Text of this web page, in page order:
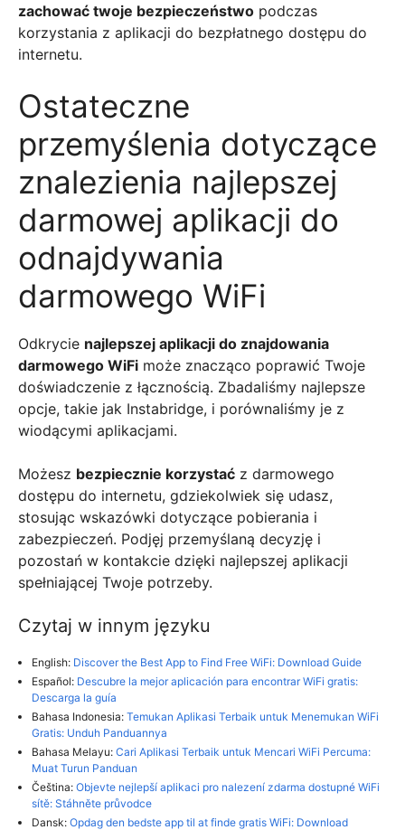
zachować twoje bezpieczeństwo podczas
korzystania z aplikacji do bezpłatnego dostępu do
internetu.
Ostateczne
przemyślenia dotyczące
znalezienia najlepszej
darmowej aplikacji do
odnajdywania
darmowego WiFi
Odkrycie najlepszej aplikacji do znajdowania
darmowego WiFi może znacząco poprawić Twoje
doświadczenie z łącznością. Zbadaliśmy najlepsze
opcje, takie jak Instabridge, i porównaliśmy je z
wiodącymi aplikacjami.
Możesz bezpiecznie korzystać z darmowego
dostępu do internetu, gdziekolwiek się udasz,
stosując wskazówki dotyczące pobierania i
zabezpieczeń. Podjęj przemyślaną decyzję i
pozostań w kontakcie dzięki najlepszej aplikacji
spełniającej Twoje potrzeby.
Czytaj w innym języku
English: Discover the Best App to Find Free WiFi: Download Guide
Español: Descubre la mejor aplicación para encontrar WiFi gratis:
Descarga la guía
Bahasa Indonesia: Temukan Aplikasi Terbaik untuk Menemukan WiFi
Gratis: Unduh Panduannya
Bahasa Melayu: Cari Aplikasi Terbaik untuk Mencari WiFi Percuma:
Muat Turun Panduan
Čeština: Objevte nejlepší aplikaci pro nalezení zdarma dostupné WiFi
sítě: Stáhněte průvodce
Dansk: Opdag den bedste app til at finde gratis WiFi: Download